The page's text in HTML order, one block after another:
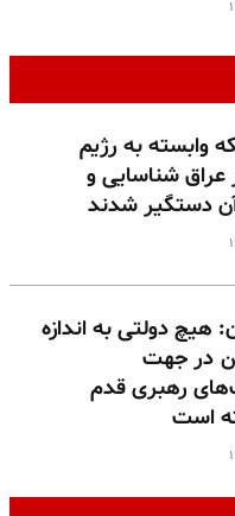
وابسته به رژیم
عراق شناسایی و
دستگیر شدند
هیچ دولتی به اندازه
در جهت
رهبری قدم
است